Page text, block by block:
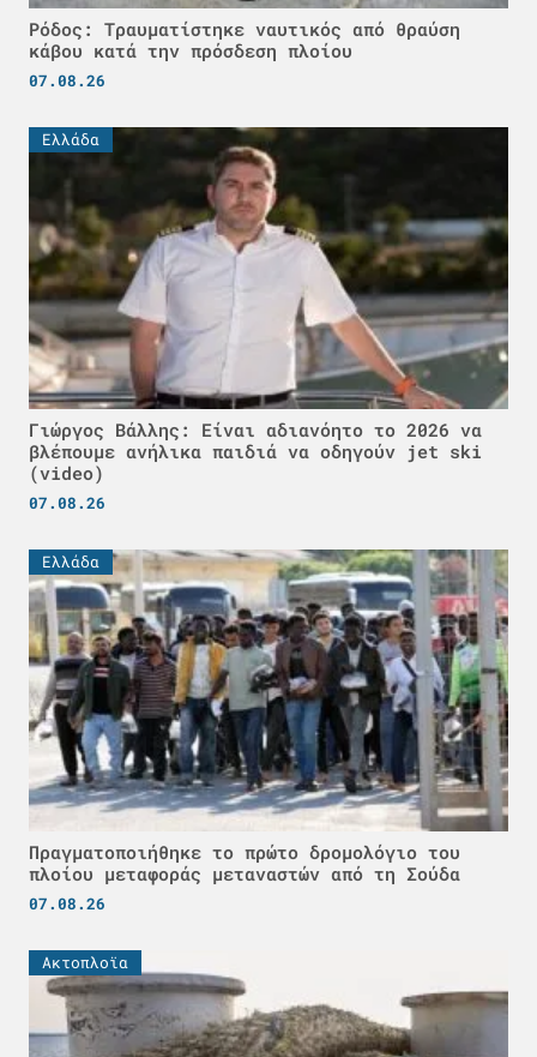
Ρόδος: Τραυματίστηκε ναυτικός από θραύση
κάβου κατά την πρόσδεση πλοίου
07.08.26
Ελλάδα
Γιώργος Βάλλης: Είναι αδιανόητο το 2026 να
βλέπουμε ανήλικα παιδιά να οδηγούν jet ski
(video)
07.08.26
Ελλάδα
Πραγματοποιήθηκε το πρώτο δρομολόγιο του
πλοίου μεταφοράς μεταναστών από τη Σούδα
07.08.26
Ακτοπλοϊα